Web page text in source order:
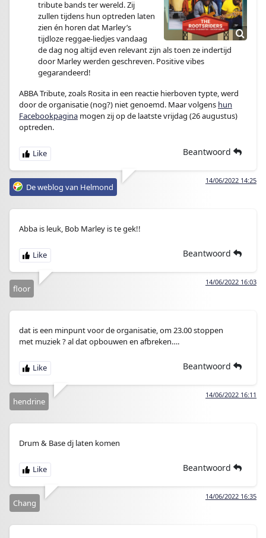
tribute bands ter wereld. Zij
zullen tijdens hun optreden laten
zien én horen dat Marley’s
tijdloze reggae-liedjes vandaag
de dag nog altijd even relevant zijn als toen ze indertijd
door Marley werden geschreven. Positive vibes
gegarandeerd!
ABBA Tribute, zoals Rosita in een reactie hierboven typte, werd
door de organisatie (nog?) niet genoemd. Maar volgens hun
Facebookpagina mogen zij op de laatste vrijdag (26 augustus)
optreden.
Beantwoord
14/06/2022 14:25
De weblog van Helmond
Abba is leuk, Bob Marley is te gek!!
Beantwoord
14/06/2022 16:03
floor
dat is een minpunt voor de organisatie, om 23.00 stoppen
met muziek ? al dat opbouwen en afbreken….
Beantwoord
14/06/2022 16:11
hendrine
Drum & Base dj laten komen
Beantwoord
14/06/2022 16:35
Chang